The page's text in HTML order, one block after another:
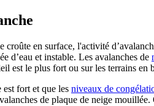
croûte en surface, l'activité
d’eau et instable. Les avalanches de
est le plus fort ou sur les terrains en
est fort et que les niveaux de
de plaque de neige